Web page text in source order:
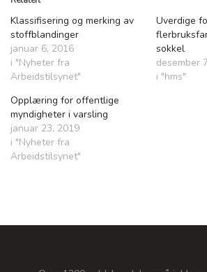
Klassifisering og merking av
stoffblandinger
januar 6, 2016
i "Nyheter fra
Arbeidstilsynet"
Uverdige
sokkel
desember
i "hms"
Opplæring for offentlige
myndigheter i varsling
januar 23, 2019
i "Nyheter fra
Arbeidstilsynet"